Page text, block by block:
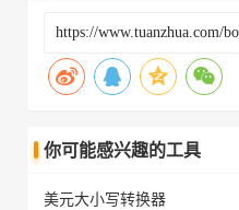
你可能感兴趣的工具
美元大小写转换器